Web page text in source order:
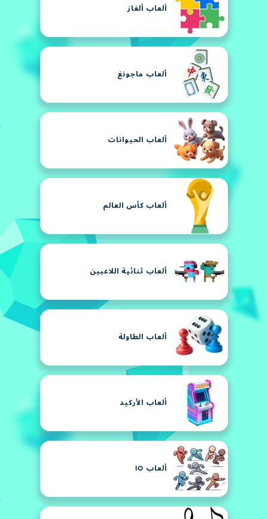
ألعاب ألغاز
ألعاب ماجونغ
ألعاب الحيوانات
ألعاب كأس العالم
ألعاب ثنائية اللاعبين
ألعاب الطاولة
ألعاب الأركيد
ألعاب IO